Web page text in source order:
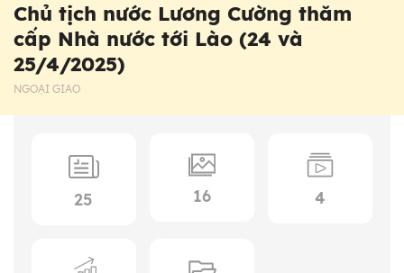
Chủ tịch nước Lương Cường thăm
cấp Nhà nước tới Lào (24 và
25/4/2025)
NGOẠI GIAO
25 16 4